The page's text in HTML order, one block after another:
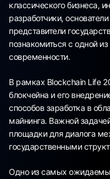
классического бизнеса,
разработчики,
представители
познакомиться с одной
современности.
В рамках Blockchain Life
блокчейна и его
способов заработка в
майнинга. Важной
площадки для диалога
государственными
Одно из самых